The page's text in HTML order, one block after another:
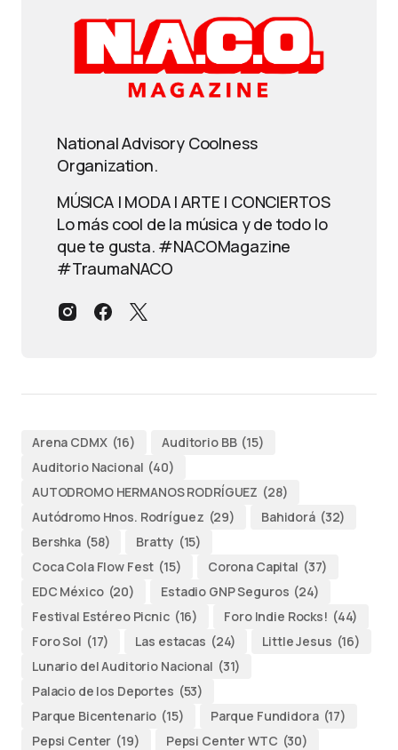
National Advisory Coolness
Organization.
MÚSICA | MODA | ARTE | CONCIERTOS
Lo más cool de la música y de todo lo
que te gusta. #NACOMagazine
#TraumaNACO
Arena CDMX (16) Auditorio BB (15)
Auditorio Nacional (40)
AUTODROMO HERMANOS RODRÍGUEZ (28)
Autódromo Hnos. Rodríguez (29) Bahidorá (32)
Bershka (58) Bratty (15)
Coca Cola Flow Fest (15) Corona Capital (37)
EDC México (20) Estadio GNP Seguros (24)
Festival Estéreo Picnic (16) Foro Indie Rocks! (44)
Foro Sol (17) Las estacas (24) Little Jesus (16)
Lunario del Auditorio Nacional (31)
Palacio de los Deportes (53)
Parque Bicentenario (15) Parque Fundidora (17)
Pepsi Center (19) Pepsi Center WTC (30)